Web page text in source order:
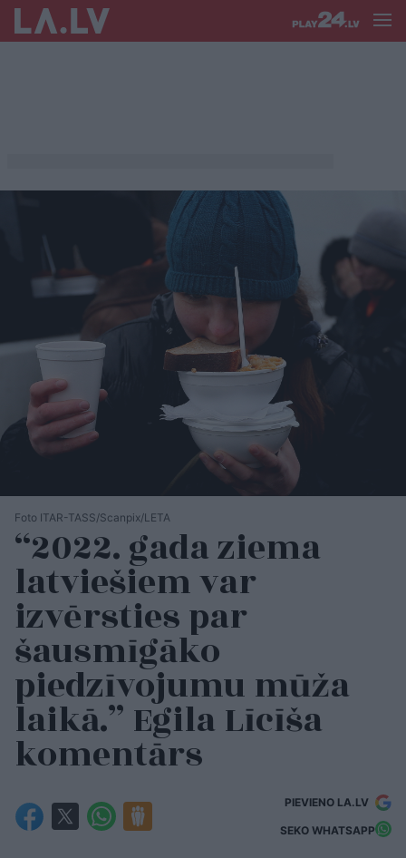
Foto ITAR-TASS/Scanpix/LETA
“2022. gada ziema
latviešiem var
izvērsties par
šausmīgāko
piedzīvojumu mūža
laikā.” Egila Līcīša
komentārs
PIEVIENO LA.LV
SEKO WHATSAPP